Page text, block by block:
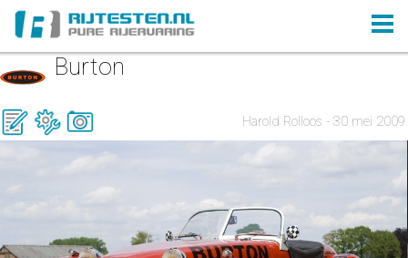
Burton
Harold Rolloos - 30 mei 2009